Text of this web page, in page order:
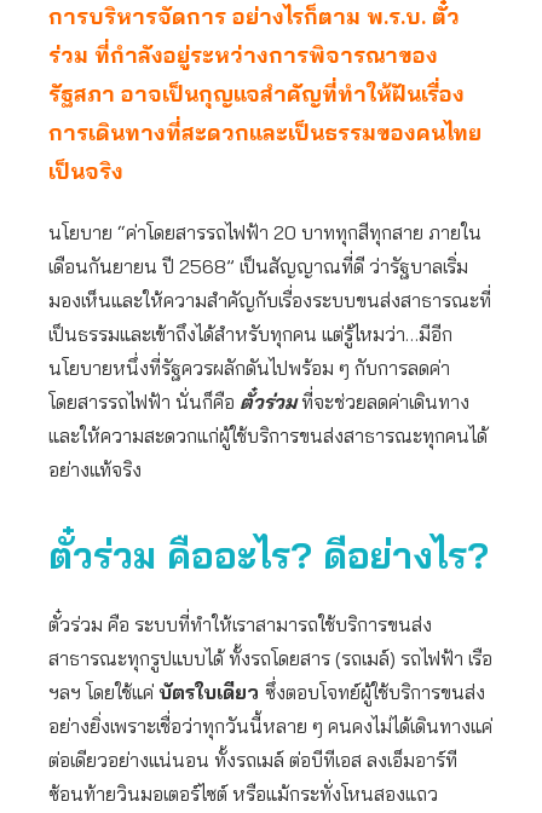
การบริหารจัดการ อย่างไรก็ตาม พ.ร.บ. ตั๋ว
ร่วม ที่กำลังอยู่ระหว่างการพิจารณาของ
รัฐสภา อาจเป็นกุญแจสำคัญที่ทำให้ฝันเรื่อง
การเดินทางที่สะดวกและเป็นธรรมของคนไทย
เป็นจริง
นโยบาย “ค่าโดยสารรถไฟฟ้า 20 บาททุกสีทุกสาย ภายใน
เดือนกันยายน ปี 2568” เป็นสัญญาณที่ดี ว่ารัฐบาลเริ่ม
มองเห็นและให้ความสำคัญกับเรื่องระบบขนส่งสาธารณะที่
เป็นธรรมและเข้าถึงได้สำหรับทุกคน แต่รู้ไหมว่า…มีอีก
นโยบายหนึ่งที่รัฐควรผลักดันไปพร้อม ๆ กับการลดค่า
โดยสารรถไฟฟ้า นั่นก็คือ ตั๋วร่วมที่จะช่วยลดค่าเดินทาง
และให้ความสะดวกแก่ผู้ใช้บริการขนส่งสาธารณะทุกคนได้
อย่างแท้จริง
ตั๋วร่วม คืออะไร? ดีอย่างไร?
ตั๋วร่วม คือ ระบบที่ทำให้เราสามารถใช้บริการขนส่ง
สาธารณะทุกรูปแบบได้ ทั้งรถโดยสาร (รถเมล์) รถไฟฟ้า เรือ
ฯลฯ โดยใช้แค่ บัตรใบเดียว ซึ่งตอบโจทย์ผู้ใช้บริการขนส่ง
อย่างยิ่งเพราะเชื่อว่าทุกวันนี้หลาย ๆ คนคงไม่ได้เดินทางแค่
ต่อเดียวอย่างแน่นอน ทั้งรถเมล์ ต่อบีทีเอส ลงเอ็มอาร์ที
ซ้อนท้ายวินมอเตอร์ไซต์ หรือแม้กระทั่งโหนสองแถว